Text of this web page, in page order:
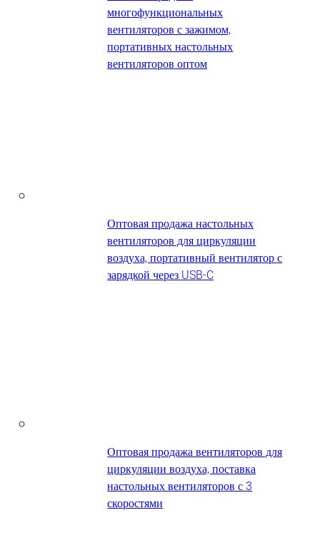
многофункциональных
вентиляторов с зажимом,
портативных настольных
вентиляторов оптом
Оптовая продажа настольных
вентиляторов для циркуляции
воздуха, портативный вентилятор с
зарядкой через USB-C
Оптовая продажа вентиляторов для
циркуляции воздуха, поставка
настольных вентиляторов с 3
скоростями